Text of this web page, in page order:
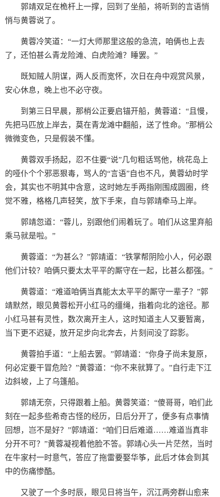
郭靖双足在桅杆上一撑，回到了坐船，将听到的言语悄
悄与黄蓉说了。
黄蓉冷笑道：“一灯大师那里这般的急流，咱俩也上去
了，还怕甚么青龙险滩、白虎险滩？睡罢。”
既知贼人阴谋，两人反而宽怀，次日在舟中观赏风景，
安心休息，晚上也不必守夜。
到第三日早晨，那梢公正要启锚开船，黄蓉道：“且慢，
先把马匹放上岸去，莫在青龙滩中翻船，送了性命。”那梢公
微微变色，只是假装不懂。
黄蓉双手扬起，忍不住要“说”几句粗话骂他，桃花岛上
的哑仆个个邪恶狠毒，骂人的“言语”自也不凡，黄蓉幼时学
会，其实也不明其中含意，这时她左手两指刚围成圆圈，终
觉不雅，格格几声轻笑，放下手来，自与郭靖牵马上岸。
郭靖忽道：“蓉儿，别跟他们闹着玩了。咱们从这里弃船
乘马就是啦。”
黄蓉道：“为甚么？”郭靖道：“铁掌帮阴险小人，何必跟
他们计较？咱俩只要太太平平的厮守在一起，比甚么都强。”
黄蓉道：“难道咱俩当真能太太平平的厮守一辈子？”郭
靖默然，眼见黄蓉松开小红马的缰绳，指着向北的途径。那
小红马甚有灵性，数次离开主人，这时知道主人又要暂离，
当下更不迟疑，放开足步向北奔去，片刻间没了踪影。
黄蓉拍手道：“上船去罢。”郭靖道：“你身子尚未复原，
何必定要干冒危险？”黄蓉道：“你不来就算了。”自行走下江
边斜坡，上了乌篷船。
郭靖无奈，只得跟着上船。黄蓉笑道：“傻哥哥，咱们此
刻在一起多些希奇古怪的经历，日后分开了，便多有点事情
回想，岂不是好？”郭靖道：“咱们日后难道……难道当真非
分开不可？”黄蓉凝视着他脸不答。郭靖心头一片茫然，当时
在牛家村一时意气，答应了拖雷要娶华筝，此后才体会到其
中的伤痛惨酷。
又驶了一个多时辰，眼见日将当午，沉江两旁群山愈来